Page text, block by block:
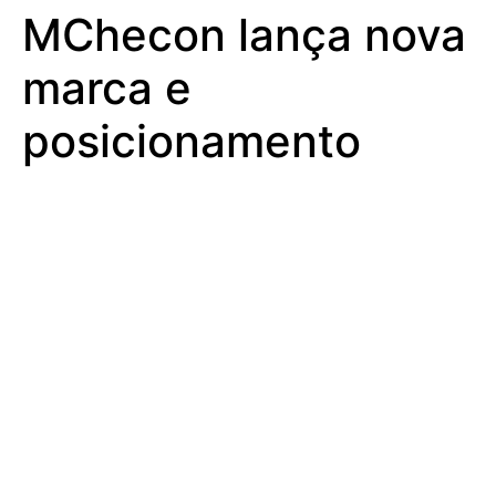
MChecon lança nova
marca e
posicionamento